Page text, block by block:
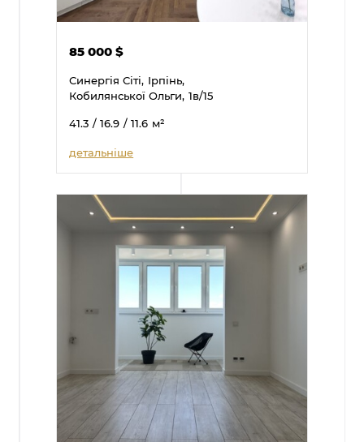
85 000$
Синергія Сіті, Ірпінь,
Кобилянської Ольги, 1в/15
41.3 / 16.9 / 11.6 м²
детальніше